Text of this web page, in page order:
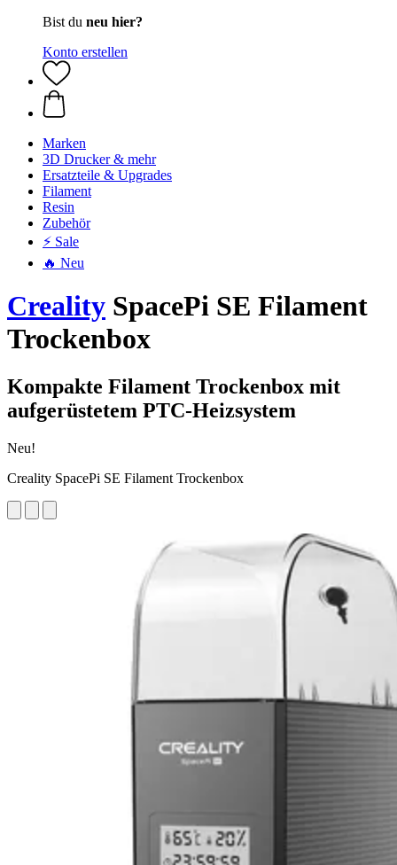
Bist du neu hier?
Konto erstellen
Marken
3D Drucker & mehr
Ersatzteile & Upgrades
Filament
Resin
Zubehör
⚡ Sale
🔥 Neu
Creality SpacePi SE Filament
Trockenbox
Kompakte Filament Trockenbox mit
aufgerüstetem PTC-Heizsystem
Neu!
Creality SpacePi SE Filament Trockenbox